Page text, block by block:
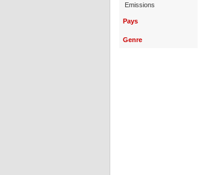
Emissions
Pays
Genre